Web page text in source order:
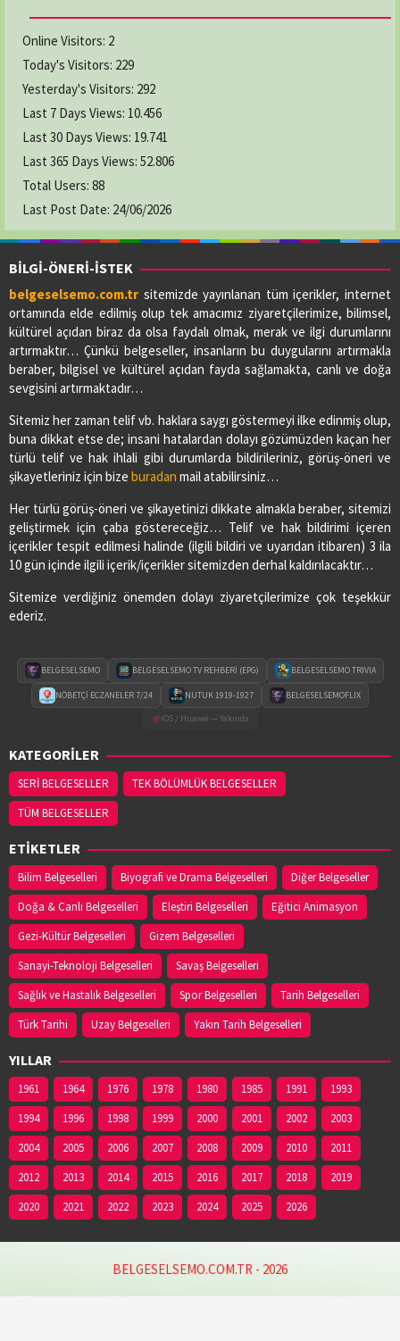
Online Visitors: 2
Today's Visitors: 229
Yesterday's Visitors: 292
Last 7 Days Views: 10.456
Last 30 Days Views: 19.741
Last 365 Days Views: 52.806
Total Users: 88
Last Post Date: 24/06/2026
BİLGİ-ÖNERİ-İSTEK
belgeselsemo.com.tr sitemizde yayınlanan tüm içerikler, internet
ortamında elde edilmiş olup tek amacımız ziyaretçilerimize, bilimsel,
kültürel açıdan biraz da olsa faydalı olmak, merak ve ilgi durumlarını
artırmaktır… Çünkü belgeseller, insanların bu duygularını artırmakla
beraber, bilgisel ve kültürel açıdan fayda sağlamakta, canlı ve doğa
sevgisini artırmaktadır…
Sitemiz her zaman telif vb. haklara saygı göstermeyi ilke edinmiş olup,
buna dikkat etse de; insani hatalardan dolayı gözümüzden kaçan her
türlü telif ve hak ihlali gibi durumlarda bildirileriniz, görüş-öneri ve
şikayetleriniz için bize buradan mail atabilirsiniz…
Her türlü görüş-öneri ve şikayetinizi dikkate almakla beraber, sitemizi
geliştirmek için çaba göstereceğiz… Telif ve hak bildirimi içeren
içerikler tespit edilmesi halinde (ilgili bildiri ve uyarıdan itibaren) 3 ila
10 gün içinde ilgili içerik/içerikler sitemizden derhal kaldırılacaktır…
Sitemize verdiğiniz önemden dolayı ziyaretçilerimize çok teşekkür
ederiz.
BELGESELSEMO BELGESELSEMO TV REHBERİ (EPG) BELGESELSEMO TRIVIA
NÖBETÇİ ECZANELER 7/24 NUTUK 1919-1927
BELGESELSEMOFLIX
iOS / Huawei — Yakında
KATEGORİLER
SERİ BELGESELLER
TEK BÖLÜMLÜK BELGESELLER
TÜM BELGESELLER
ETİKETLER
Bilim Belgeselleri Biyografi ve Drama Belgeselleri
Diğer Belgeseller
Doğa & Canlı Belgeselleri
Eleştiri Belgeselleri
Eğitici Animasyon
Gezi-Kültür Belgeselleri
Gizem Belgeselleri
Sanayi-Teknoloji Belgeselleri
Savaş Belgeselleri
Sağlık ve Hastalık Belgeselleri
Spor Belgeselleri
Tarih Belgeselleri
Türk Tarihi
Uzay Belgeselleri Yakın Tarih Belgeselleri
YILLAR
1961 1964 1976 1978 1980 1985 1991
1993
1994
1996 1998 1999 2000 2001 2002
2003
2004
2005 2006 2007 2008 2009 2010
2011
2012
2013 2014 2015 2016 2017 2018
2019
2020
2021 2022 2023 2024 2025 2026
BELGESELSEMO.COM.TR - 2026